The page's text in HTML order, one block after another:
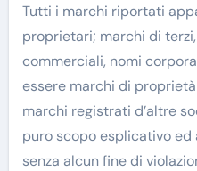
Tutti i marchi riportati
proprietari; marchi di
commerciali, nomi
essere marchi di
marchi registrati d’altre
puro scopo esplicativo ed
senza alcun fine di